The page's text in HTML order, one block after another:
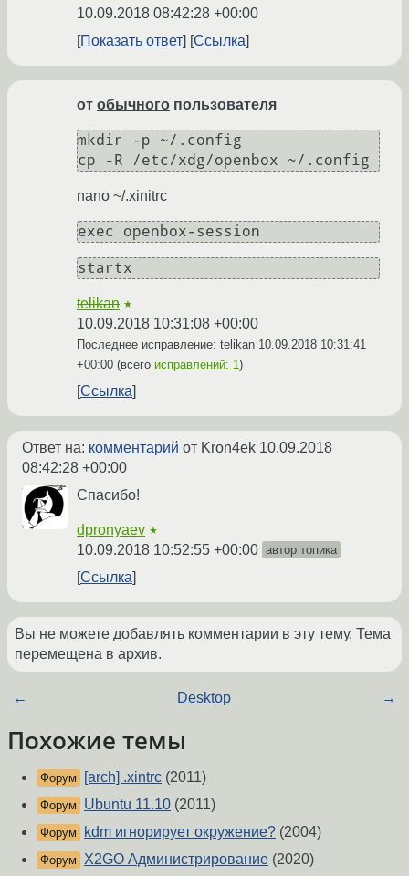
10.09.2018 08:42:28 +00:00
Показать ответ
Ссылка
от обычного пользователя
mkdir -p ~/.config
nano ~/.xinitrc
startx
telikan ★
10.09.2018 10:31:08 +00:00
Последнее исправление: telikan 10.09.2018 10:31:41
+00:00 (всего исправлений: 1)
Ссылка
Ответ на: комментарий от Kron4ek 10.09.2018
08:42:28 +00:00
Спасибо!
dpronyaev ★
10.09.2018 10:52:55 +00:00 автор топика
Ссылка
Вы не можете добавлять комментарии в эту тему. Тема
перемещена в архив.
← Desktop →
Похожие темы
Форум [arch] .xintrc (2011)
Форум Ubuntu 11.10 (2011)
Форум kdm игнорирует окружение? (2004)
Форум X2GO Администрирование (2020)